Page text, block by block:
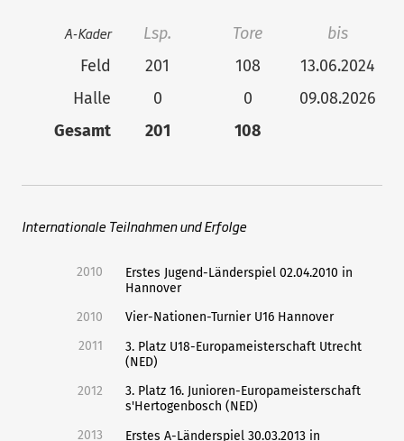
A-Kader Lsp. Tore
bis
Feld
201 108
13.06.2024
Halle
0 0
09.08.2026
Gesamt
201 108
Internationale Teilnahmen und Erfolge
2010
Erstes Jugend-Länderspiel 02.04.2010 in
Hannover
2010
Vier-Nationen-Turnier U16 Hannover
2011
3. Platz U18-Europameisterschaft Utrecht
(NED)
2012
3. Platz 16. Junioren-Europameisterschaft
s'Hertogenbosch (NED)
2013
Erstes A-Länderspiel 30.03.2013 in